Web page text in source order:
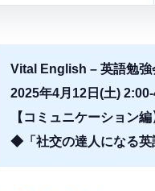
Vital English – 英語勉強
2025年4月12日(土)
【コミュニケーション
◆「社交の達人になる英